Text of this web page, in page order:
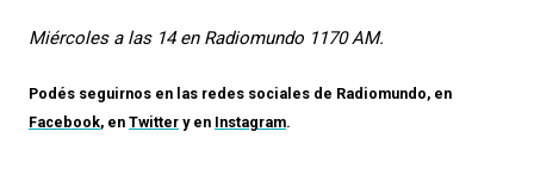
Miércoles a las 14 en Radiomundo 1170 AM.
Podés seguirnos en las redes sociales de Radiomundo, en
Facebook, en Twitter y en Instagram.